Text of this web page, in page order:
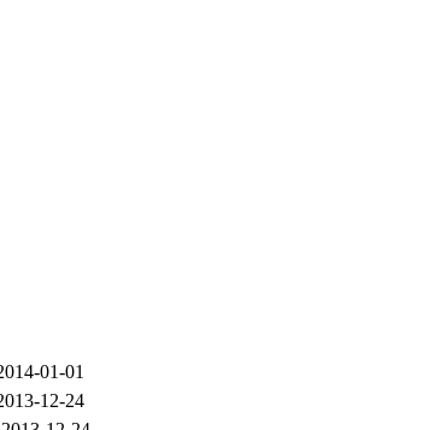
01-01
12-24